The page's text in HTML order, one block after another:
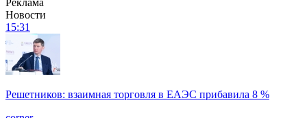
Новости
15:31
Решетников: взаимная торговля в ЕАЭС прибавила 8 %